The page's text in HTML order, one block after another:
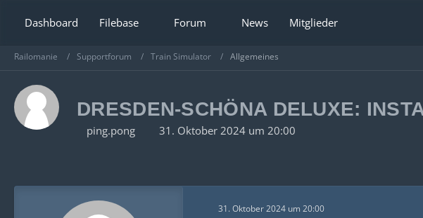
Dashboard Filebase Forum News Mitglieder
Railomanie Supportforum Train Simulator Allgemeines
DRESDEN-SCHÖNA DELUXE:
ping.pong 31. Oktober 2024 um 20:00
31. Oktober 2024 um 20:00